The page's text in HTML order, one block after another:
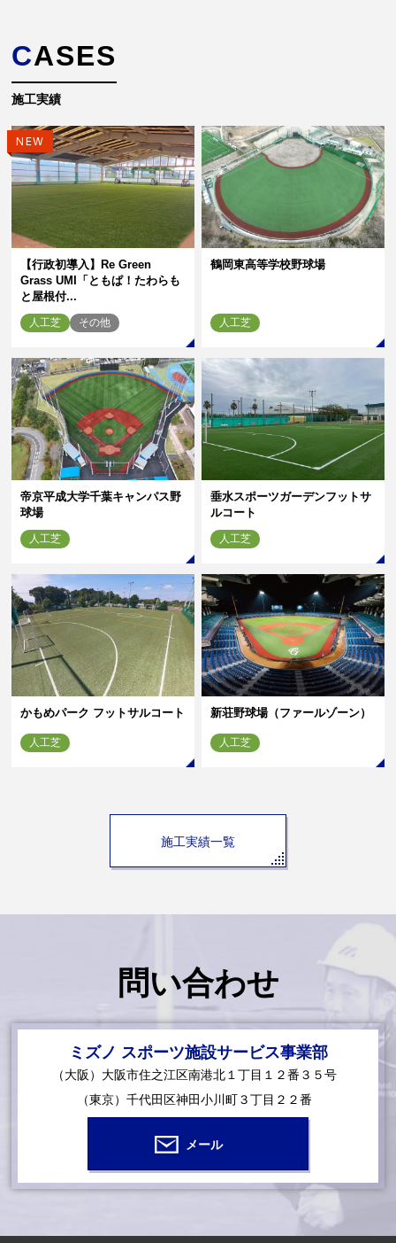
CASES
施工実績
NEW
【行政初導入】Re Green
Grass UMI「ともぱ！たわらも
と屋根付...
人工芝 その他
鶴岡東高等学校野球場
人工芝
帝京平成大学千葉キャンパス野
球場
人工芝
垂水スポーツガーデンフットサ
ルコート
人工芝
かもめパーク フットサルコート
人工芝
新荘野球場（ファールゾーン）
人工芝
施工実績一覧
問い合わせ
ミズノ スポーツ施設サービス事業部
（大阪）大阪市住之江区南港北１丁目１２番３５号
（東京）千代田区神田小川町３丁目２２番
メール